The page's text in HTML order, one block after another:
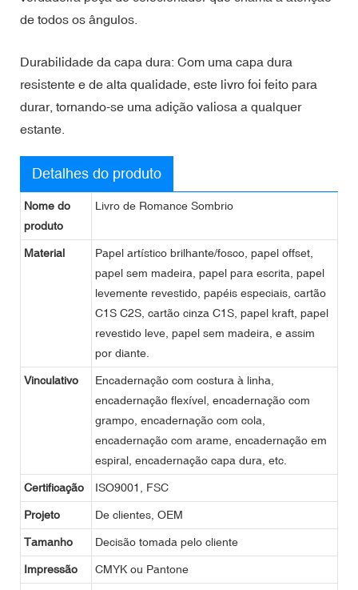
de todos os ângulos.
Durabilidade da capa dura: Com uma capa dura
resistente e de alta qualidade, este livro foi feito para
durar, tornando-se uma adição valiosa a qualquer
estante.
Detalhes do produto
Nome do
produto
Livro de Romance Sombrio
Material
Papel artístico brilhante/fosco, papel offset,
papel sem madeira, papel para escrita, papel
levemente revestido, papéis especiais, cartão
C1S C2S, cartão cinza C1S, papel kraft, papel
revestido leve, papel sem madeira, e assim
por diante.
Vinculativo
Encadernação com costura à linha,
encadernação flexível, encadernação com
grampo, encadernação com cola,
encadernação com arame, encadernação em
espiral, encadernação capa dura, etc.
Certificação ISO9001, FSC
Projeto De clientes, OEM
Tamanho Decisão tomada pelo cliente
Impressão CMYK ou Pantone